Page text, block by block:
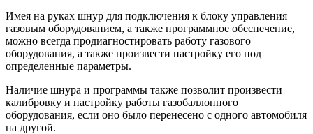
Имея на руках шнур для подключения к блоку управления
газовым оборудованием, а также программное обеспечение,
можно всегда продиагностировать работу газового
оборудования, а также произвести настройку его под
определенные параметры.
Наличие шнура и программы также позволит произвести
калибровку и настройку работы газобаллонного
оборудования, если оно было перенесено с одного автомобиля
на другой.